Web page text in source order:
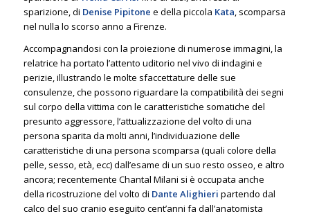
sparizione, di Denise Pipitone e della piccola Kata, scomparsa
nel nulla lo scorso anno a Firenze.
Accompagnandosi con la proiezione di numerose immagini, la
relatrice ha portato l’attento uditorio nel vivo di indagini e
perizie, illustrando le molte sfaccettature delle sue
consulenze, che possono riguardare la compatibilità dei segni
sul corpo della vittima con le caratteristiche somatiche del
presunto aggressore, l’attualizzazione del volto di una
persona sparita da molti anni, l’individuazione delle
caratteristiche di una persona scomparsa (quali colore della
pelle, sesso, età, ecc) dall’esame di un suo resto osseo, e altro
ancora; recentemente Chantal Milani si è occupata anche
della ricostruzione del volto di Dante Alighieri partendo dal
calco del suo cranio eseguito cent’anni fa dall’anatomista